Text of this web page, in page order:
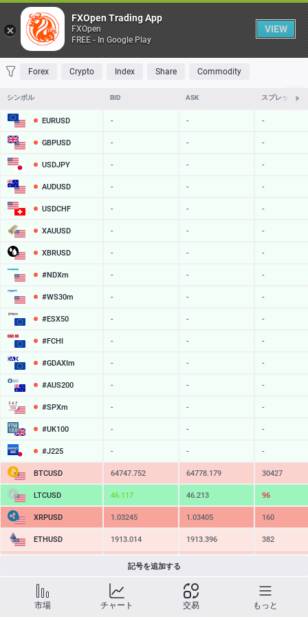
Table
FAVORITES MOST TRADED TOP RISERS TOP FALLERS MOST
Forex Crypto Index Share Commodity
シンボル BID ASK スプレッド
EURUSD - - -
GBPUSD - - -
USDJPY - - -
AUDUSD - - -
USDCHF - - -
XAUUSD - - -
XBRUSD - - -
#NDXm - - -
#WS30m - - -
#ESX50 - - -
#FCHI - - -
#GDAXIm - - -
#AUS200 - - -
#SPXm - - -
#UK100 - - -
#J225 - - -
BTCUSD 64747.752 64778.179 30427
LTCUSD 46.117 46.213 96
XRPUSD 1.03245 1.03405 160
ETHUSD 1913.014 1913.396 382
215.289
SOLUSD 76.34
TSLA - - -
記号を追加する
市場 チャート 交易 もっと
FXOpen Trading App
FXOpen
FREE - In Google Play
VIEW